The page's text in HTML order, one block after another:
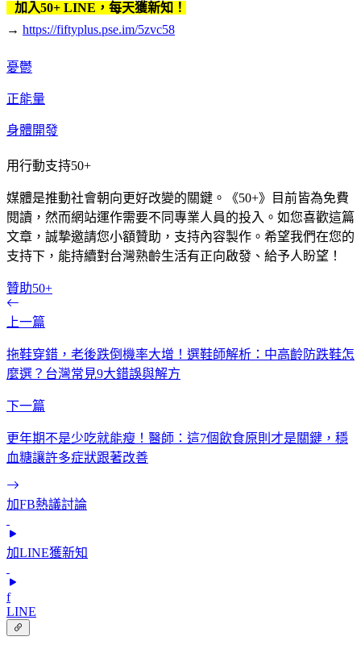
加入50+ LINE，每天獲新知！
→ https://fiftyplus.pse.im/5zvc58
憂鬱
正能量
身體開發
用行動支持50+
媒體是推動社會朝向更好改變的關鍵。《50+》目前皆為免費
閱讀，然而網站運作需要不同專業人員的投入。如您喜歡這篇
文章，誠摯邀請您小額贊助，支持內容製作。希望我們在您的
支持下，能持續對台灣熟齡生活有正向啟發、給予人盼望！
贊助50+
上一篇
拖鞋穿錯，老後跌倒機率大增！選鞋師解析：中高齡防跌鞋怎
麼選？台灣常見9大錯誤與解方
下一篇
更年期不是少吃就能瘦！醫師：這7個飲食原則才是關鍵，穩
血糖讓許多症狀跟著改善
加FB熱議討論
加LINE獲新知
f
LINE